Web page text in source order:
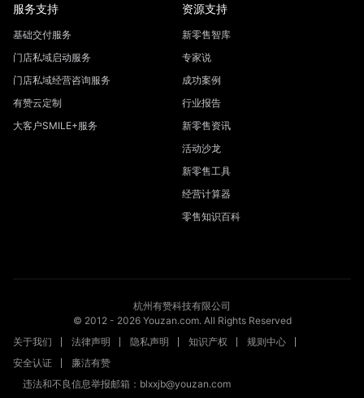
服务支持
基础交付服务
门店私域启动服务
门店私域经营咨询服务
有赞云定制
大客户SMILE+服务
资源支持
新零售智库
专家说
成功案例
行业报告
新零售资讯
活动沙龙
新零售工具
经营计算器
零售知识百科
杭州有赞科技有限公司
© 2012 - 2026Youzan.com. All Rights Reserved
关于我们
法律声明 隐私声明 知识产权
规则中心
安全认证
廉洁有赞
违法和不良信息举报邮箱：blxxjb@youzan.com